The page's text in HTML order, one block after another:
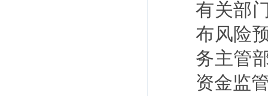
有关部
布风险
务主管
资金监